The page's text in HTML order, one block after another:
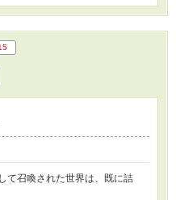
て召喚された世界は、既に詰